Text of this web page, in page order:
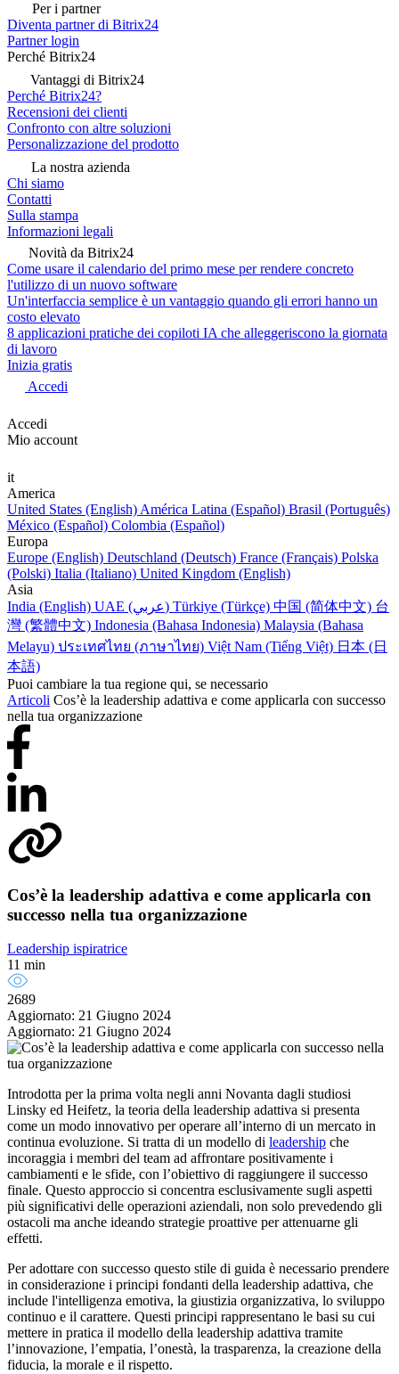
Per i partner
Diventa partner di Bitrix24
Partner login
Perché Bitrix24
Vantaggi di Bitrix24
Perché Bitrix24?
Recensioni dei clienti
Confronto con altre soluzioni
Personalizzazione del prodotto
La nostra azienda
Chi siamo
Contatti
Sulla stampa
Informazioni legali
Novità da Bitrix24
Come usare il calendario del primo mese per rendere concreto
l'utilizzo di un nuovo software
Un'interfaccia semplice è un vantaggio quando gli errori hanno un
costo elevato
8 applicazioni pratiche dei copiloti IA che alleggeriscono la giornata
di lavoro
Inizia gratis
Accedi
Accedi
Mio account
it
America
United States (English) América Latina (Español) Brasil (Português)
México (Español) Colombia (Español)
Europa
Europe (English) Deutschland (Deutsch) France (Français) Polska
(Polski) Italia (Italiano) United Kingdom (English)
Asia
India (English)
UAE (عربي) Türkiye (Türkçe) 中国 (简体中文) 台
灣 (繁體中文) Indonesia (Bahasa Indonesia) Malaysia (Bahasa
Melayu) ประเทศไทย (ภาษาไทย) Việt Nam (Tiếng Việt) 日本 (日
本語)
Puoi cambiare la tua regione qui, se necessario
Articoli Cos’è la leadership adattiva e come applicarla con successo
nella tua organizzazione
Cos’è la leadership adattiva e come applicarla con
successo nella tua organizzazione
Leadership ispiratrice
11 min
2689
Aggiornato: 21 Giugno 2024
Aggiornato: 21 Giugno 2024
Introdotta per la prima volta negli anni Novanta dagli studiosi
Linsky ed Heifetz, la teoria della leadership adattiva si presenta
come un modo innovativo per operare all’interno di un mercato in
continua evoluzione. Si tratta di un modello di leadership che
incoraggia i membri del team ad affrontare positivamente i
cambiamenti e le sfide, con l’obiettivo di raggiungere il successo
finale. Questo approccio si concentra esclusivamente sugli aspetti
più significativi delle operazioni aziendali, non solo prevedendo gli
ostacoli ma anche ideando strategie proattive per attenuarne gli
effetti.
Per adottare con successo questo stile di guida è necessario prendere
in considerazione i principi fondanti della leadership adattiva, che
include l'intelligenza emotiva, la giustizia organizzativa, lo sviluppo
continuo e il carattere. Questi principi rappresentano le basi su cui
mettere in pratica il modello della leadership adattiva tramite
l’innovazione, l’empatia, l’onestà, la trasparenza, la creazione della
fiducia, la morale e il rispetto.